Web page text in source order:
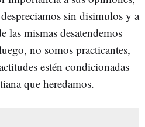
sin disimulos y a
las mismas desatendemos
no somos practicantes,
estén condicionadas
que heredamos.